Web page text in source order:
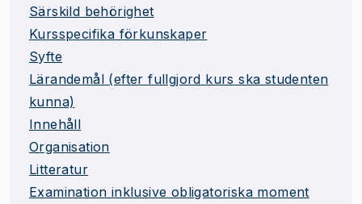
Särskild behörighet
Kursspecifika förkunskaper
Syfte
Lärandemål (efter fullgjord kurs ska studenten
kunna)
Innehåll
Organisation
Litteratur
Examination inklusive obligatoriska moment